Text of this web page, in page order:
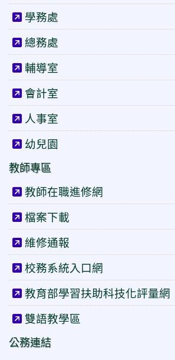
學務處
總務處
輔導室
會計室
人事室
幼兒園
教師專區
教師在職進修網
檔案下載
維修通報
校務系統入口網
教育部學習扶助科技化評量網
雙語教學區
公務連結